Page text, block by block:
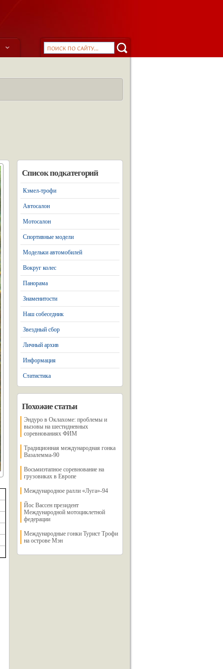
Список подкатегорий
Кэмел-трофи
Автосалон
Мотосалон
Спортивные модели
Модельки автомобилей
Вокруг колес
Панорама
Знаменитости
Наш собеседник
Звездный сбор
Личный архив
Информация
Статистика
Похожие статьи
Эндуро в Оклахоме: проблемы и
вызовы на шестидневных
соревнованиях ФИМ
Традиционная международная гонка
Вазалемма-90
Восьмиэтапное соревнование на
грузовиках в Европе
Международное ралли «Луга»-94
Йос Вассен президент
Международной мотоциклетной
федерации
Международные гонки Турист Трофи
на острове Мэн